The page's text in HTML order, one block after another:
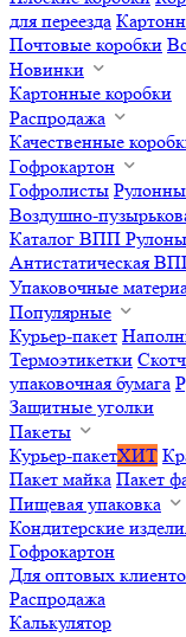
для переезда
Почтовые коробки
Новинки
Картонные коробки
Распродажа
Качественные
Гофрокартон
Гофролисты
Воздушно-
Каталог ВПП
Антистатическая
Упаковочные
Популярные
Курьер-пакет
Термоэтикетки
упаковочная бумага
Защитные уголки
Пакеты
Курьер-пакетХИТ
Пакет майка Пакет
Пищевая упаковка
Кондитерские
Гофрокартон
Для оптовых
Распродажа
Калькулятор